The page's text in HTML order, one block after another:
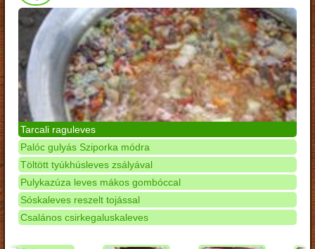
Tarcali raguleves
Palóc gulyás Sziporka módra
Töltött tyúkhúsleves zsályával
Pulykazúza leves mákos gombóccal
Sóskaleves reszelt tojással
Csalános csirkegaluskaleves